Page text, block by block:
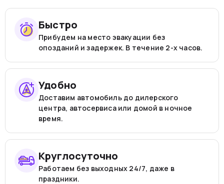
Быстро
Прибудем на место эвакуации без
опозданий и задержек. В течение 2-х часов.
Удобно
Доставим автомобиль до дилерского
центра, автосервиса или домой в ночное
время.
Круглосуточно
Работаем без выходных 24/7, даже в
праздники.